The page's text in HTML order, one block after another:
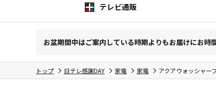
テレビ通販
お盆期間中はご案内している時期よりもお届けにお時
トップ 日テレ感謝DAY 家電 家電 アクアウォッシャー